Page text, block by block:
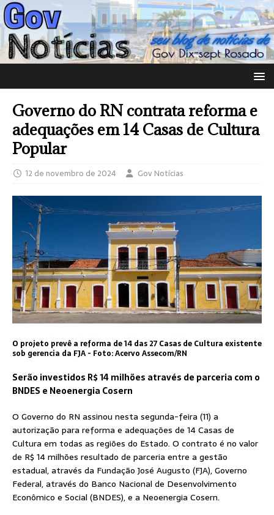
Governo do RN contrata reforma e
adequações em 14 Casas de Cultura
Popular
12 de novembro de 2024 Gov Notícias
O projeto prevê a reforma de 14 das 27 Casas de Cultura existente
sob gerencia da FJA - Foto: Acervo Assecom/RN
Serão investidos R$ 14 milhões através de parceria com o
BNDES e Neoenergia Cosern
O Governo do RN assinou nesta segunda-feira (11) a
autorização para reforma e adequações de 14 Casas de
Cultura em todas as regiões do Estado. O contrato é no valor
de R$ 14 milhões resultado de parceria entre a gestão
estadual, através da Fundação José Augusto (FJA), Governo
Federal, através do Banco Nacional de Desenvolvimento
Econômico e Social (BNDES), e a Neoenergia Cosern.